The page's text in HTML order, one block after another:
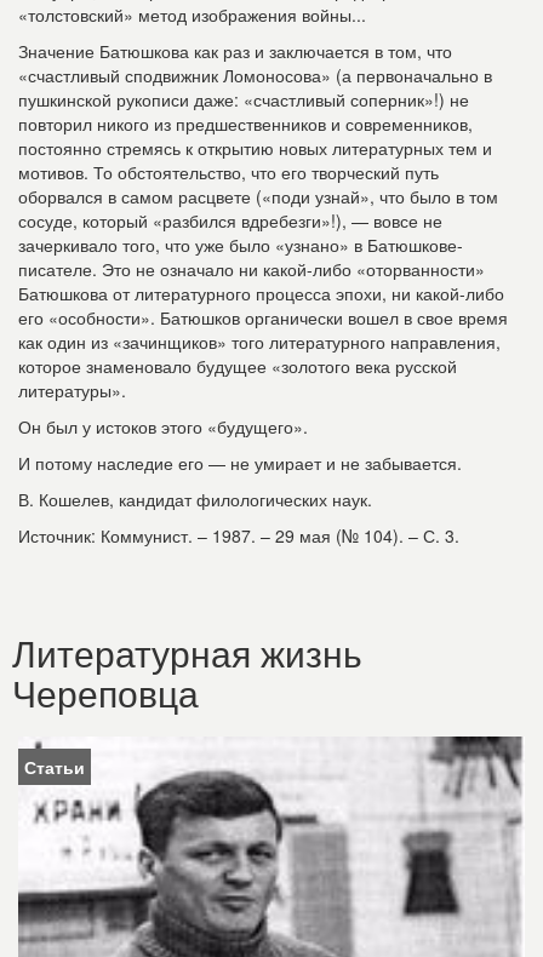
«толстовский» метод изображения войны...
Значение Батюшкова как раз и заключается в том, что
«счастливый сподвижник Ломоносова» (а первоначально в
пушкинской рукописи даже: «счастливый соперник»!) не
повторил никого из предшественников и современников,
постоянно стремясь к открытию новых литературных тем и
мотивов. То обстоятельство, что его творческий путь
оборвался в самом расцвете («поди узнай», что было в том
сосуде, который «разбился вдребезги»!), — вовсе не
зачеркивало того, что уже было «узнано» в Батюшкове-
писателе. Это не означало ни какой-либо «оторванности»
Батюшкова от литературного процесса эпохи, ни какой-либо
его «особности». Батюшков органически вошел в свое время
как один из «зачинщиков» того литературного направления,
которое знаменовало будущее «золотого века русской
литературы».
Он был у истоков этого «будущего».
И потому наследие его — не умирает и не забывается.
В. Кошелев, кандидат филологических наук.
Источник: Коммунист. – 1987. – 29 мая (№ 104). – С. 3.
Литературная жизнь
Череповца
Статьи